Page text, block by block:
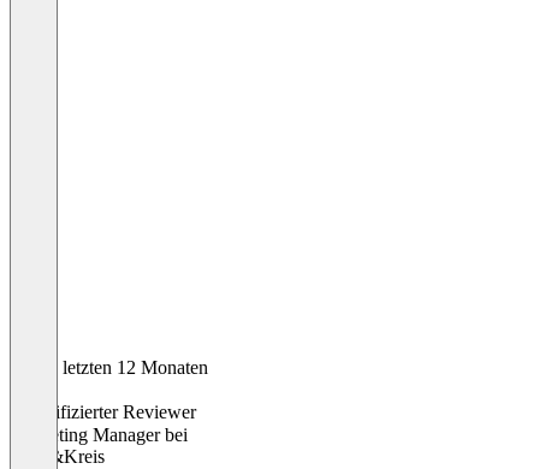
In den letzten 12 Monaten
Verifizierter Reviewer
Marketing Managerbei
Stern&Kreis